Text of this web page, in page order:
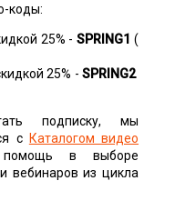
коды:
25% -SPRING1(
25% - SPRING2
подписку, мы
с Каталогом видео
в выборе
вебинаров из цикла